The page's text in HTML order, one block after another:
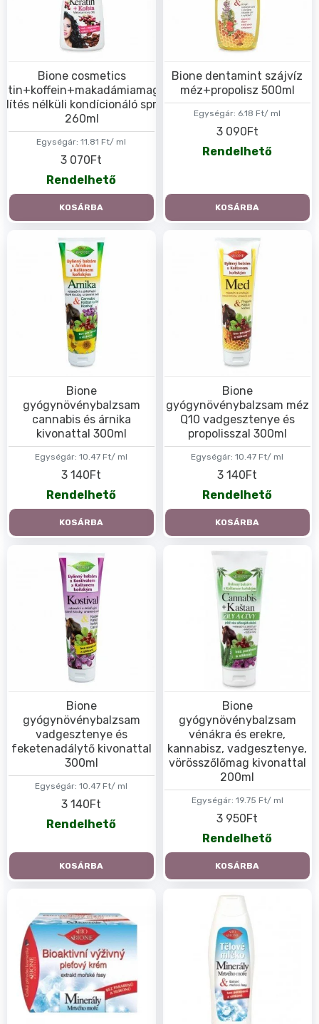
Egységár: 11.81 Ft/ ml
Bione cosmetics
nélküli kondícionáló spray
260ml
3 070Ft
Rendelhető
KOSÁRBA
Egységár: 6.18 Ft/ ml
Bione dentamint szájvíz
méz+propolisz 500ml
3 090Ft
Rendelhető
KOSÁRBA
Egységár: 10.47 Ft/ ml
Bione
gyógynövénybalzsam
cannabis és árnika
kivonattal 300ml
3 140Ft
Rendelhető
KOSÁRBA
Egységár: 10.47 Ft/ ml
Bione
gyógynövénybalzsam méz
Q10 vadgesztenye és
propolisszal 300ml
3 140Ft
Rendelhető
KOSÁRBA
Egységár: 10.47 Ft/ ml
Bione
gyógynövénybalzsam
vadgesztenye és
feketenadálytő kivonattal
300ml
3 140Ft
Rendelhető
KOSÁRBA
Egységár: 19.75 Ft/ ml
Bione
gyógynövénybalzsam
vénákra és erekre,
kannabisz, vadgesztenye,
vörösszőlőmag kivonattal
200ml
3 950Ft
Rendelhető
KOSÁRBA